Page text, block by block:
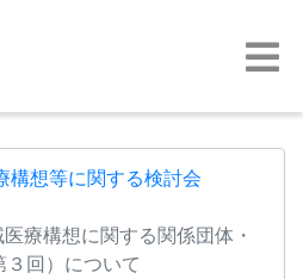
構想等に関する検討会
療構想に関する関係団体・
回）について